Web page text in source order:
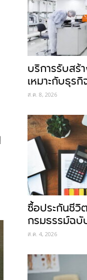
บริการรับสร้
เหมาะกับธุร
ส.ค. 8, 2026
ซื้อประกันชีวิ
กรมธรรม์ฉบั
ส.ค. 4, 2026